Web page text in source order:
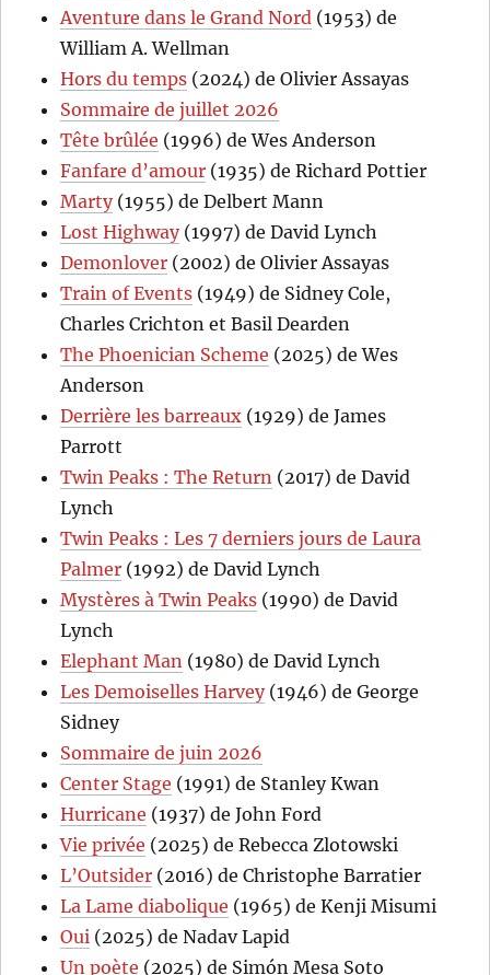
Aventure dans le Grand Nord (1953) de
William A. Wellman
Hors du temps (2024) de Olivier Assayas
Sommaire de juillet 2026
Tête brûlée (1996) de Wes Anderson
Fanfare d’amour (1935) de Richard Pottier
Marty(1955) de Delbert Mann
Lost Highway(1997) de David Lynch
Demonlover (2002) de Olivier Assayas
Train of Events (1949) de Sidney Cole,
Charles Crichton et Basil Dearden
The Phoenician Scheme (2025) de Wes
Anderson
Derrière les barreaux (1929) de James
Parrott
Twin Peaks : The Return (2017) de David
Lynch
Twin Peaks : Les 7 derniers jours de Laura
Palmer (1992) de David Lynch
Mystères à Twin Peaks (1990) de David
Lynch
Elephant Man (1980) de David Lynch
Les Demoiselles Harvey(1946) de George
Sidney
Sommaire de juin 2026
Center Stage (1991) de Stanley Kwan
Hurricane (1937) de John Ford
Vie privée (2025) de Rebecca Zlotowski
L’Outsider (2016) de Christophe Barratier
La Lame diabolique (1965) de Kenji Misumi
Oui (2025) de Nadav Lapid
Un poète (2025) de Simón Mesa Soto